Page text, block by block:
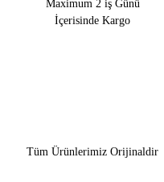
Maximum 2 iş Günü
İçerisinde Kargo
Tüm Ürünlerimiz Orijinaldir